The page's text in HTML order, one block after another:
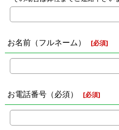
お名前（フルネーム） [必須]
お電話番号（必須） [必須]